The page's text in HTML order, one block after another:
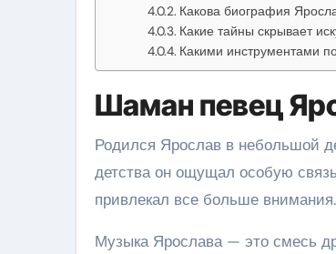
Какова биография
Какие тайны скрывает
Какими инструментами
Шаман певец
Родился Ярослав в небольшой
детства он ощущал особую
привлекал все больше внимания.
Музыка Ярослава — это смесь